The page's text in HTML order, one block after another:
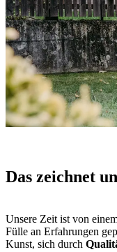
Das zeichnet
Unsere Zeit ist von
Fülle an Erfahrungen
Kunst, sich durch